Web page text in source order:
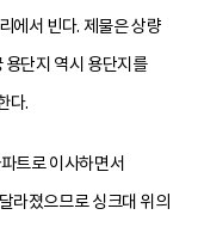
에서 빈다. 제물은 상량
용단지 역시 용단지를
다.
트로 이사하면서
라졌으므로 싱크대 위의